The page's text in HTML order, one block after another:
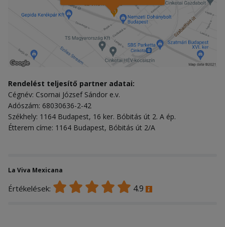
Rendelést teljesítő partner adatai:
Cégnév: Csornai József Sándor e.v.
Adószám: 68030636-2-42
Székhely: 1164 Budapest, 16 ker. Bóbitás út 2. A ép.
Étterem címe: 1164 Budapest, Bóbitás út 2/A
La Viva Mexicana
Értékelések: 4.9